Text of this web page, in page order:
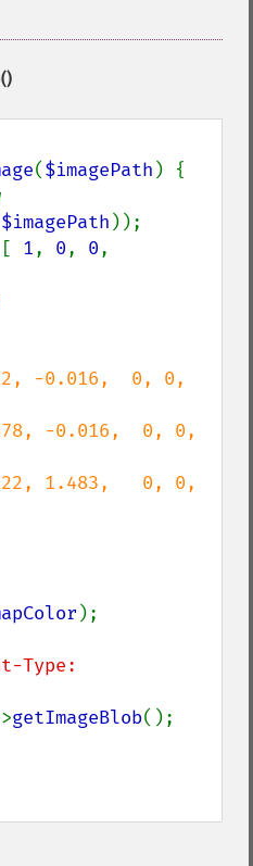
($imagePath ) {
$imagePath ));
[ 1, 0, 0,
-0.016,  0, 0,
-0.016,  0, 0,
1.483,   0, 0,
);
Type:
getImageBlob();